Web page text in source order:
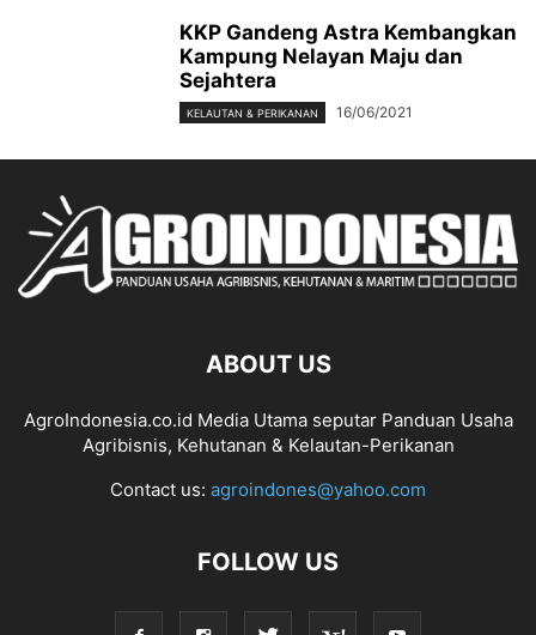
KKP Gandeng Astra Kembangkan
Kampung Nelayan Maju dan
Sejahtera
KELAUTAN & PERIKANAN 16/06/2021
ABOUT US
AgroIndonesia.co.id Media Utama seputar Panduan Usaha
Agribisnis, Kehutanan & Kelautan-Perikanan
Contact us: agroindones@yahoo.com
FOLLOW US